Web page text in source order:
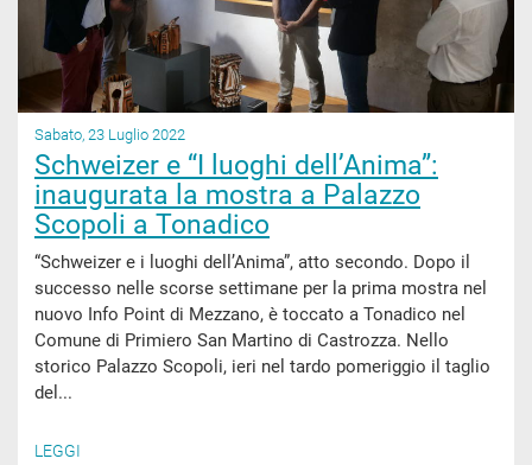
Sabato, 23 Luglio 2022
Schweizer e “I luoghi dell’Anima”:
inaugurata la mostra a Palazzo
Scopoli a Tonadico
“Schweizer e i luoghi dell’Anima”, atto secondo. Dopo il
successo nelle scorse settimane per la prima mostra nel
nuovo Info Point di Mezzano, è toccato a Tonadico nel
Comune di Primiero San Martino di Castrozza. Nello
storico Palazzo Scopoli, ieri nel tardo pomeriggio il taglio
del...
LEGGI